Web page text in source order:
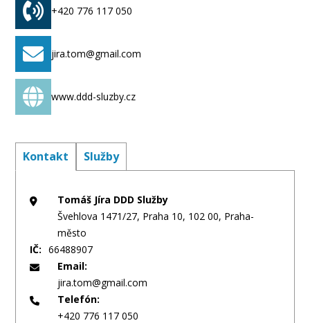
+420 776 117 050
jira.tom@gmail.com
www.ddd-sluzby.cz
Kontakt Služby
Tomáš Jíra DDD Služby
Švehlova 1471/27, Praha 10, 102 00, Praha-
město
IČ:
66488907
Email:
jira.tom@gmail.com
Telefón:
+420 776 117 050